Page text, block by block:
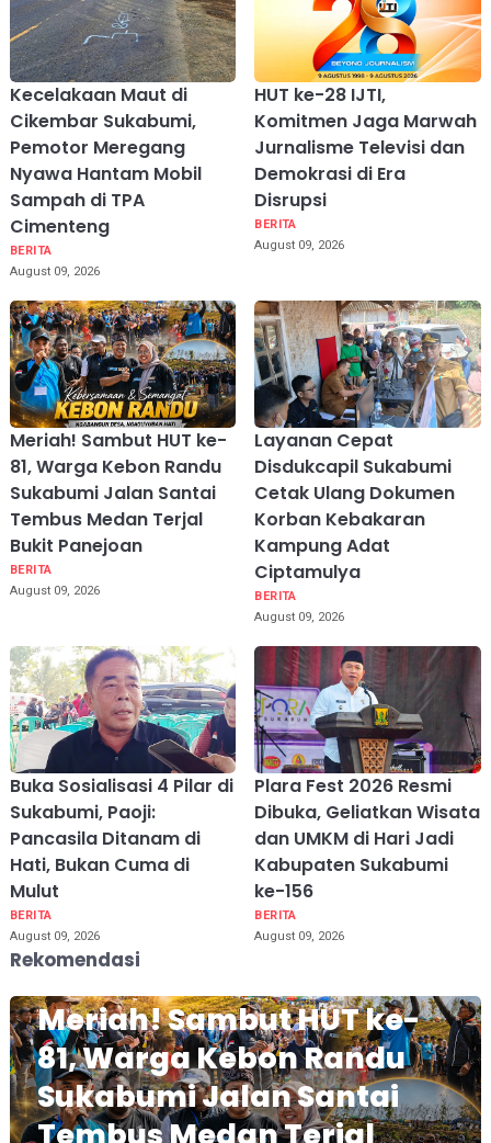
Kecelakaan Maut di
Cikembar Sukabumi,
Pemotor Meregang
Nyawa Hantam Mobil
Sampah di TPA
Cimenteng
BERITA
August 09, 2026
HUT ke-28 IJTI,
Komitmen Jaga Marwah
Jurnalisme Televisi dan
Demokrasi di Era
Disrupsi
BERITA
August 09, 2026
Meriah! Sambut HUT ke-
81, Warga Kebon Randu
Sukabumi Jalan Santai
Tembus Medan Terjal
Bukit Panejoan
BERITA
August 09, 2026
Layanan Cepat
Disdukcapil Sukabumi
Cetak Ulang Dokumen
Korban Kebakaran
Kampung Adat
Ciptamulya
BERITA
August 09, 2026
Buka Sosialisasi 4 Pilar di
Sukabumi, Paoji:
Pancasila Ditanam di
Hati, Bukan Cuma di
Mulut
BERITA
August 09, 2026
Plara Fest 2026 Resmi
Dibuka, Geliatkan Wisata
dan UMKM di Hari Jadi
Kabupaten Sukabumi
ke-156
BERITA
August 09, 2026
Rekomendasi
Meriah! Sambut HUT ke-
81, Warga Kebon Randu
Sukabumi Jalan Santai